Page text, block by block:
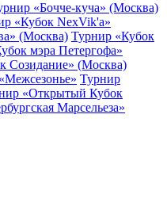
«Бочче-куча» (Москва)
«Кубок NexVik'a»
(Москва) Турнир «Кубок
мэра Петергофа»
Созидание» (Москва)
Турнир
«Открытый Кубок
Марсельеза»